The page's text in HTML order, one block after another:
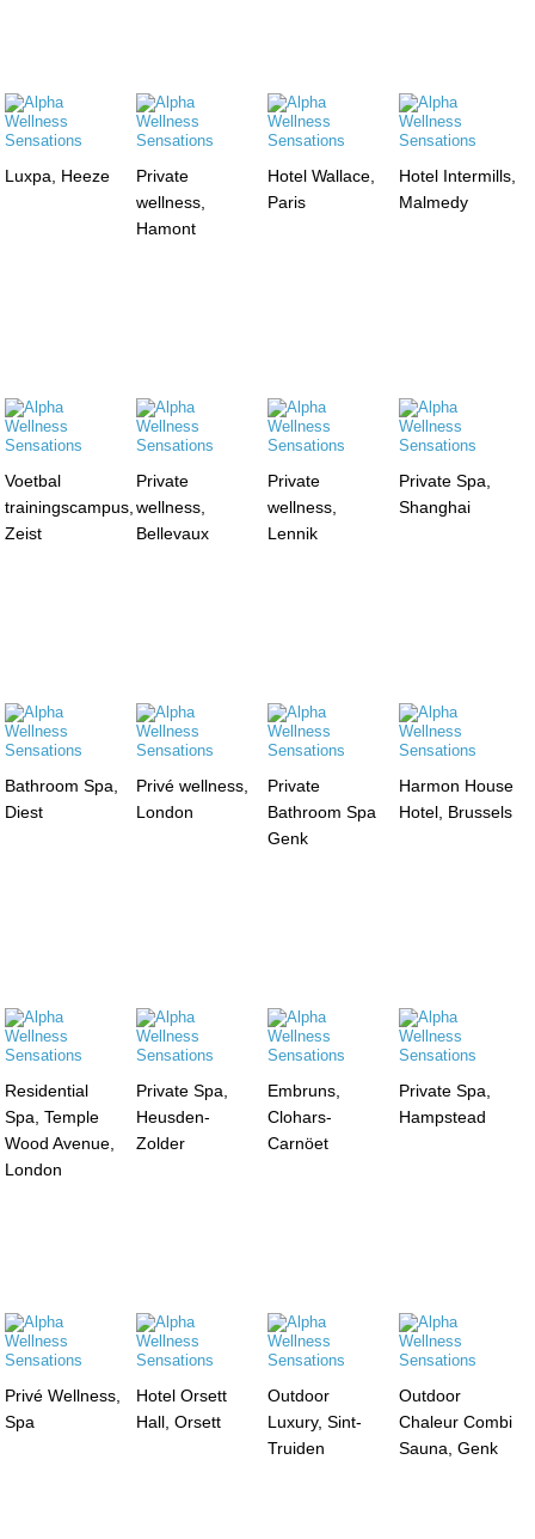
Luxpa, Heeze
Private
wellness,
Hamont
Hotel Wallace,
Paris
Hotel Intermills,
Malmedy
Voetbal
trainingscampus,
Zeist
Private
wellness,
Bellevaux
Private
wellness,
Lennik
Private Spa,
Shanghai
Bathroom Spa,
Diest
Privé wellness,
London
Private
Bathroom Spa
Genk
Harmon House
Hotel, Brussels
Residential
Spa, Temple
Wood Avenue,
London
Private Spa,
Heusden-
Zolder
Embruns,
Clohars-
Carnöet
Private Spa,
Hampstead
Privé Wellness,
Spa
Hotel Orsett
Hall, Orsett
Outdoor
Luxury, Sint-
Truiden
Outdoor
Chaleur Combi
Sauna, Genk